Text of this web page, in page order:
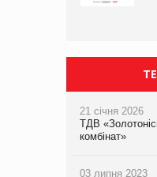
21 січня 2026
ТДВ
комбінат»
03 липня 2023